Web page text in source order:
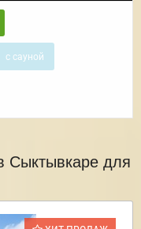
с сауной
Сыктывкаре для